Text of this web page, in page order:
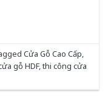
Cửa Gỗ Cao Cấp,
gỗ HDF,thi công cửa